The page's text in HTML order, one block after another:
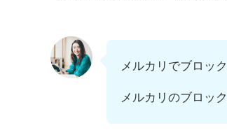
メルカリでブロッ
メルカリのブロッ